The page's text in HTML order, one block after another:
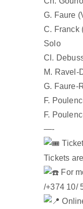
G. Faure
C. Franck
Solo
Cl.
M. Ravel-
G. Faure-
F.
F.
—-
Tickets
For
/+374 10/